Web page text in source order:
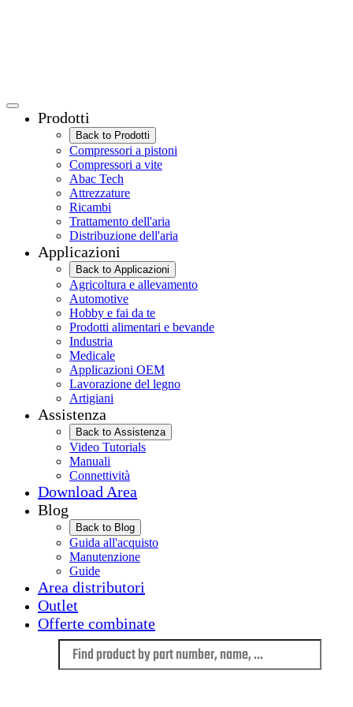
Prodotti
Back to Prodotti
Compressori a pistoni
Compressori a vite
Abac Tech
Attrezzature
Ricambi
Trattamento dell'aria
Distribuzione dell'aria
Applicazioni
Back to Applicazioni
Agricoltura e allevamento
Automotive
Hobby e fai da te
Prodotti alimentari e bevande
Industria
Medicale
Applicazioni OEM
Lavorazione del legno
Artigiani
Assistenza
Back to Assistenza
Video Tutorials
Manuali
Connettività
Download Area
Blog
Back to Blog
Guida all'acquisto
Manutenzione
Guide
Area distributori
Outlet
Offerte combinate